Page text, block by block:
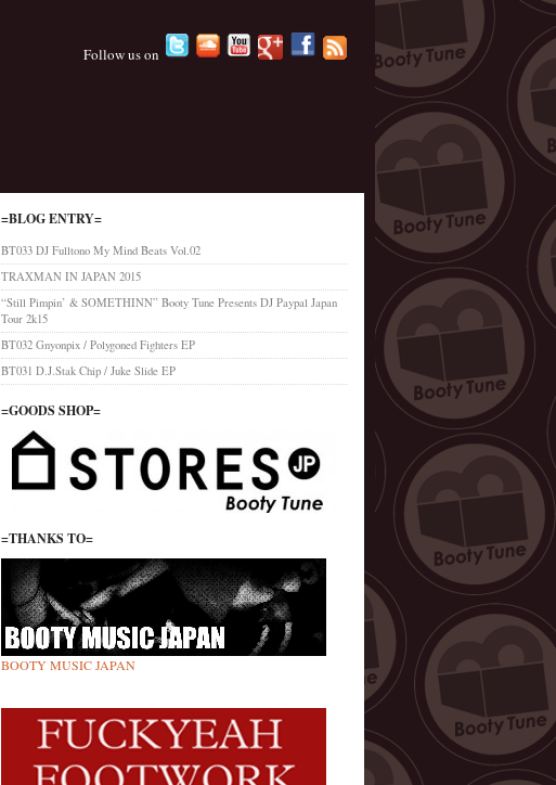
Follow us on
=BLOG ENTRY=
BT033 DJ Fulltono My Mind Beats Vol.02
TRAXMAN IN JAPAN 2015
“Still Pimpin’ & SOMETHINN” Booty Tune Presents DJ Paypal Japan
Tour 2k15
BT032 Gnyonpix / Polygoned Fighters EP
BT031 D.J.Stak Chip / Juke Slide EP
=GOODS SHOP=
=THANKS TO=
BOOTY MUSIC JAPAN